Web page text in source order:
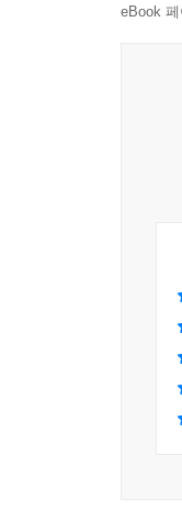
중요한
왠지
단풍잎
아침부
김훈,
헤밍웨
아는
eBook